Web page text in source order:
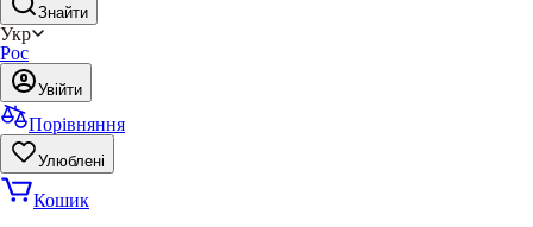
Знайти
Укр
Рос
Увійти
Порівняння
Улюблені
Кошик